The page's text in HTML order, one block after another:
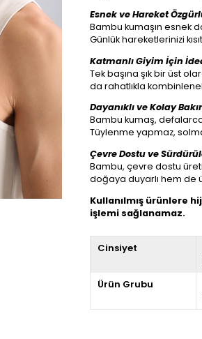
Esnek ve Hareket
Bambu kumaşın esnek
Günlük hareketlerinizi
Katmanlı Giyim İçin
Tek başına şık bir üst
da rahatlıkla
Dayanıklı ve Kolay
Bambu kumaş, defalarca
Tüylenme yapmaz,
Çevre Dostu ve
Bambu, çevre dostu
doğaya duyarlı hem de
Kullanılmış ürünlere
işlemi sağlanamaz.
Cinsiyet
Ürün Grubu